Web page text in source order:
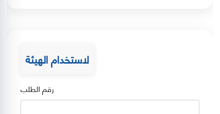
لاستخدام الهيئة
رقم الطلب